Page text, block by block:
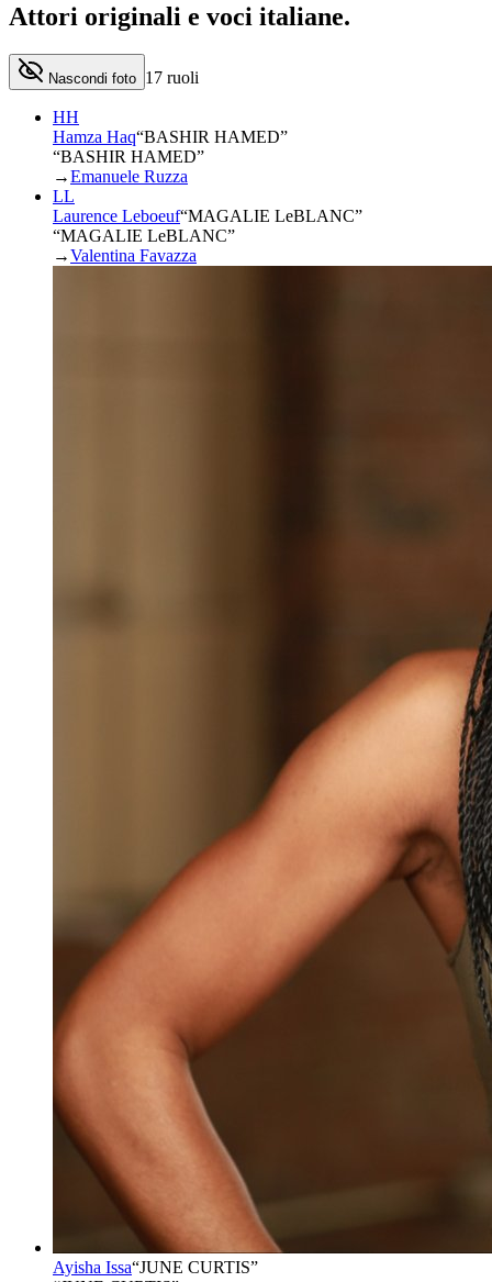
Attori originali e voci italiane.
Nascondi foto 17 ruoli
HH
Hamza Haq“BASHIR HAMED”
“BASHIR HAMED”
→Emanuele Ruzza
LL
Laurence Leboeuf“MAGALIE LeBLANC”
“MAGALIE LeBLANC”
→Valentina Favazza
Ayisha Issa“JUNE CURTIS”